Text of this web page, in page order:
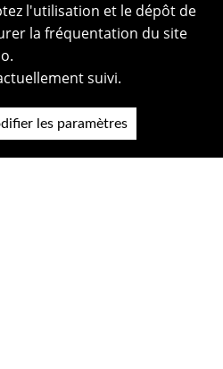
l'utilisation et le dépôt de
la fréquentation du site
suivi.
les paramètres